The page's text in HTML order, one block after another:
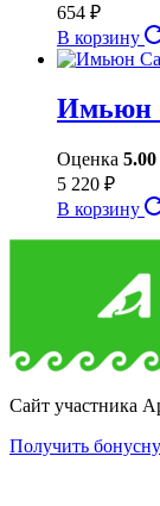
654 ₽
В корзину
Имьюн
Оценка 5.00
5 220 ₽
В корзину
Сайт участника
Получить